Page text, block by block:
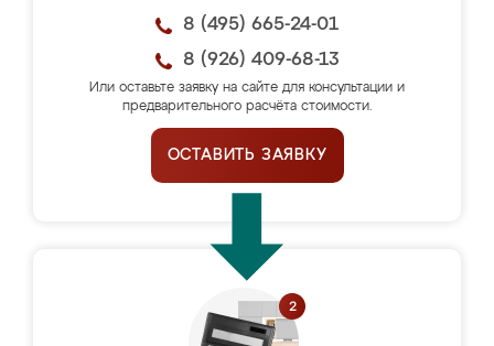
8 (495) 665-24-01
8 (926) 409-68-13
Или оставьте заявку на сайте для консультации и
предварительного расчёта стоимости.
ОСТАВИТЬ ЗАЯВКУ